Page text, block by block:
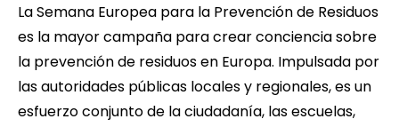
LaSemana Europea para la Prevención de Residuos
es la mayor campaña para crear conciencia sobre
la prevención de residuos en Europa. Impulsada por
las autoridades públicas locales y regionales, es un
esfuerzo conjunto de la ciudadanía, las escuelas,